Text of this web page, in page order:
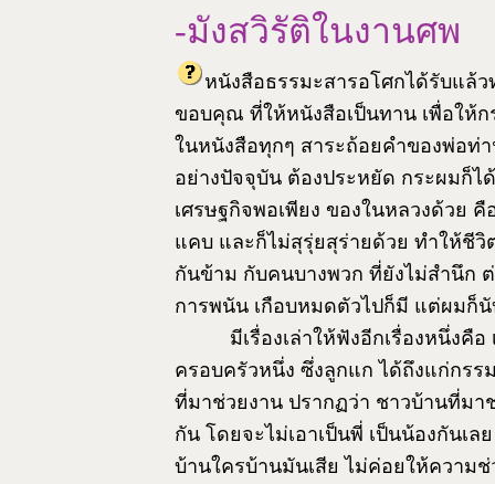
-มังสวิรัติในงานศพ
หนังสือธรรมะสารอโศกได้รับแล้
ขอบคุณ ที่ให้หนังสือเป็นทาน เพื่อให้
ในหนังสือทุกๆ สาระถ้อยคำของพ่อท่
อย่างปัจจุบัน ต้องประหยัด กระผมก็
เศรษฐกิจพอเพียง ของในหลวงด้วย
แคบ และก็ไม่สุรุ่ยสุร่ายด้วย ทำให้ชีวิ
กันข้าม กับคนบางพวก ที่ยังไม่สำนึก
การพนัน เกือบหมดตัวไปก็มี แต่ผมก็นั
มีเรื่องเล่าให้ฟังอีกเรื่องหนึ่งคือ
ครอบครัวหนึ่ง ซึ่งลูกแก ได้ถึงแก่กรร
ที่มาช่วยงาน ปรากฏว่า ชาวบ้านที่ม
กัน โดยจะไม่เอาเป็นพี่ เป็นน้องกันเ
บ้านใครบ้านมันเสีย ไม่ค่อยให้ความ